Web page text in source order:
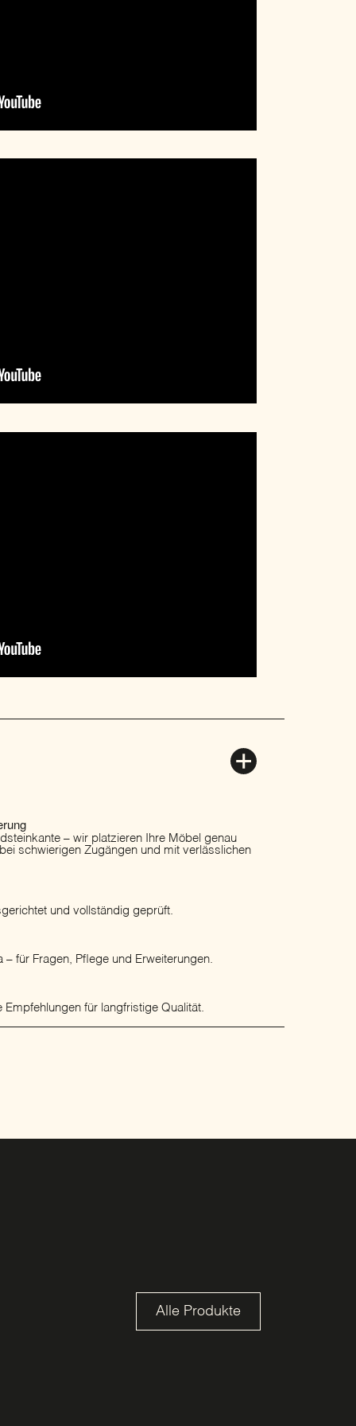
– wir platzieren Ihre Möbel genau
schwierigen Zugängen und mit verlässlichen
und vollständig geprüft.
für Fragen, Pflege und Erweiterungen.
für langfristige Qualität.
Alle Produkte